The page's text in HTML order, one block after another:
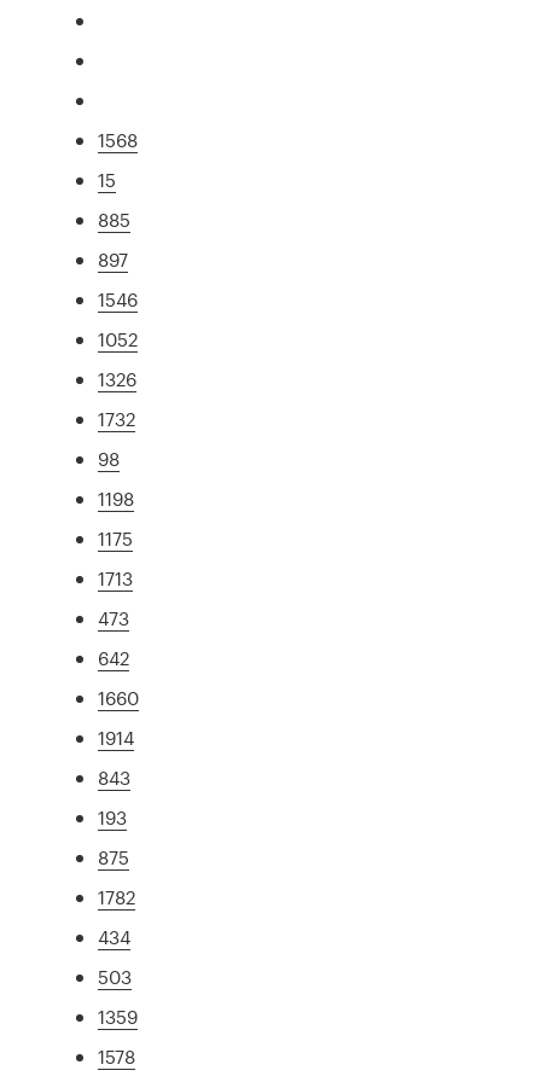
1568
15
885
897
1546
1052
1326
1732
98
1198
1175
1713
473
642
1660
1914
843
193
875
1782
434
503
1359
1578